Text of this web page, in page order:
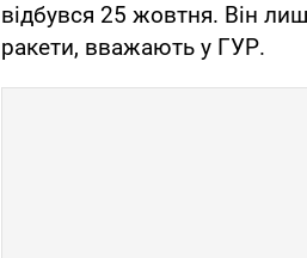
відбувся 25 жовтня. Він
ракети, вважають у ГУР.